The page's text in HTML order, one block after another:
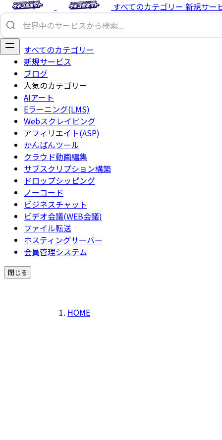
すべてのカテゴリー 新規サー
すべてのカテゴリー
新規サービス
ブログ
人気のカテゴリー
AIアート
Eラーニング(LMS)
Webスクレイピング
アフィリエイト(ASP)
かんばんツール
クラウド動画編集
サブスクリプション構築
ドロップシッピング
ノーコード
ビジネスチャット
ビデオ会議(WEB会議)
ファイル転送
ホスティングサーバー
会員管理システム
閉じる
HOME